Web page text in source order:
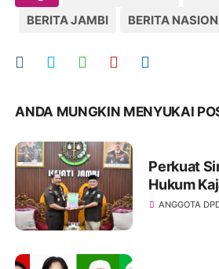
BERITA JAMBI
BERITA
ANDA MUNGKIN MENYUKAI
Perkuat
Hukum
Audensi
ANGGOTA